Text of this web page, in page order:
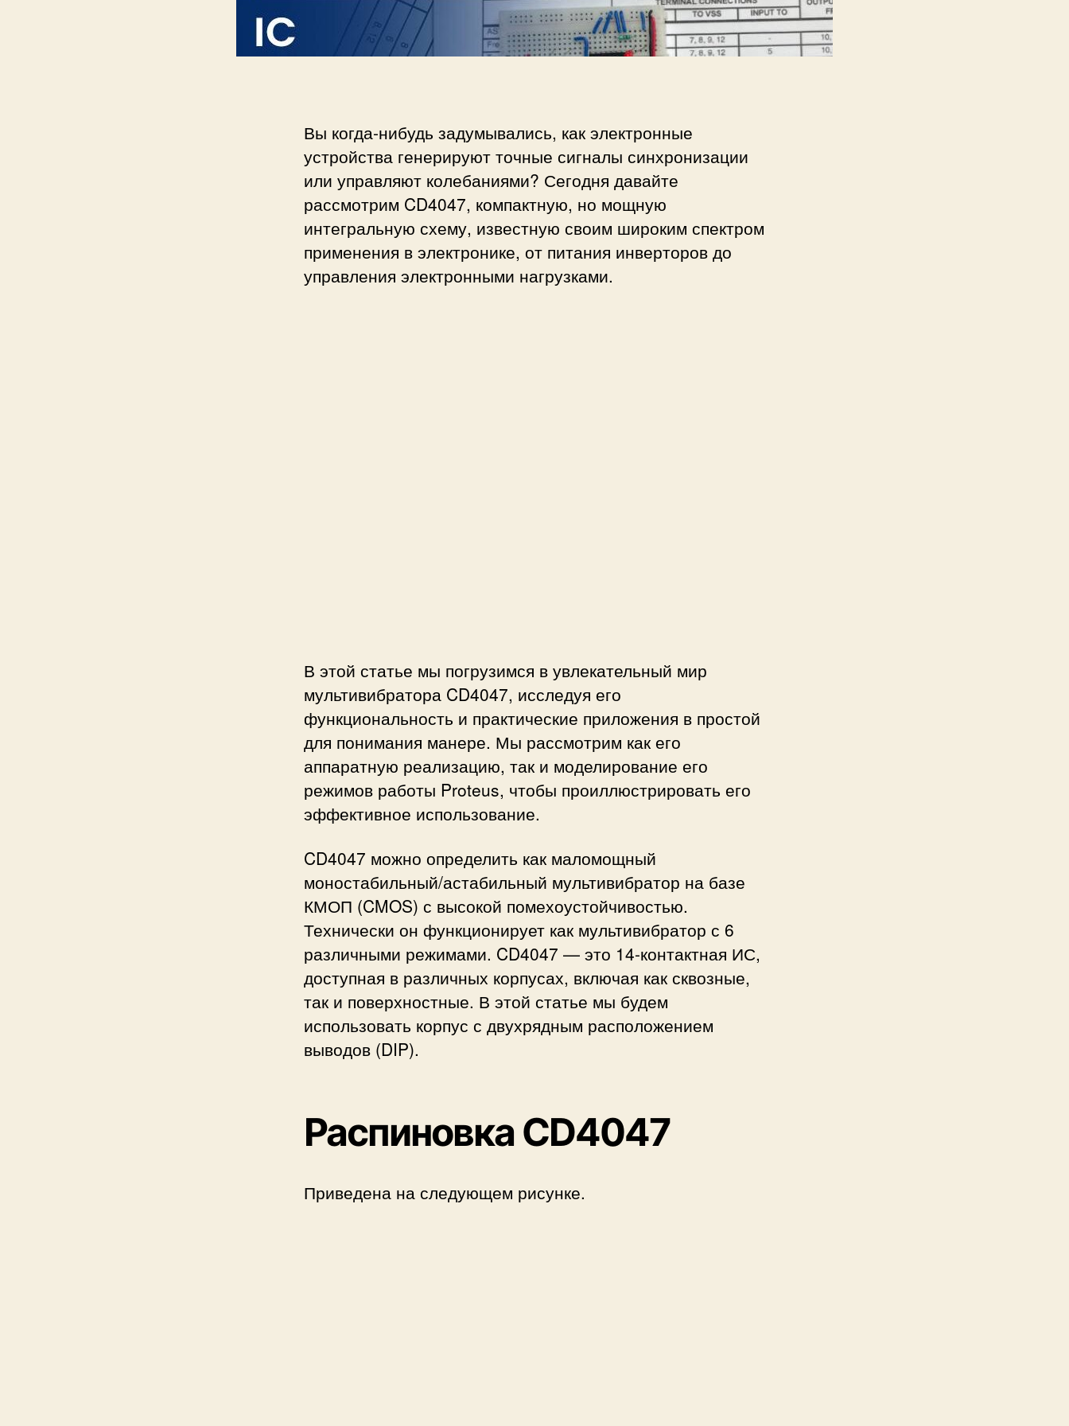
с
и
и
л
ь
т
и
а
C
D
м
и
н
а
м
е
л
и
в
Вы когда-нибудь задумывались, как электронные
устройства генерируют точные сигналы синхронизации
или управляют колебаниями? Сегодня давайте
рассмотрим CD4047, компактную, но мощную
интегральную схему, известную своим широким спектром
применения в электронике, от питания инверторов до
управления электронными нагрузками.
В этой статье мы погрузимся в увлекательный мир
мультивибратора CD4047, исследуя его
функциональность и практические приложения в простой
для понимания манере. Мы рассмотрим как его
аппаратную реализацию, так и моделирование его
режимов работы Proteus, чтобы проиллюстрировать его
эффективное использование.
CD4047 можно определить как маломощный
моностабильный/астабильный мультивибратор на базе
КМОП (CMOS) с высокой помехоустойчивостью.
Технически он функционирует как мультивибратор с 6
различными режимами. CD4047 — это 14-контактная ИС,
доступная в различных корпусах, включая как сквозные,
так и поверхностные. В этой статье мы будем
использовать корпус с двухрядным расположением
выводов (DIP).
Распиновка CD4047
Приведена на следующем рисунке.